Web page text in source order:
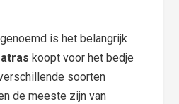
is het belangrijk
koopt voor het bedje
soorten
de meeste zijn van